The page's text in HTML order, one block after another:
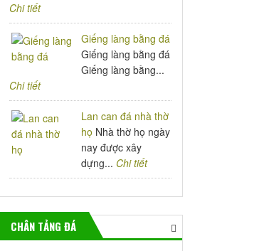
Chi tiết
Giếng làng bằng đá
Giếng làng bằng đá
Giếng làng bằng...
Chi tiết
Lan can đá nhà thờ
họ Nhà thờ họ ngày
nay được xây
dựng... Chi tiết
CHÂN TẢNG ĐÁ